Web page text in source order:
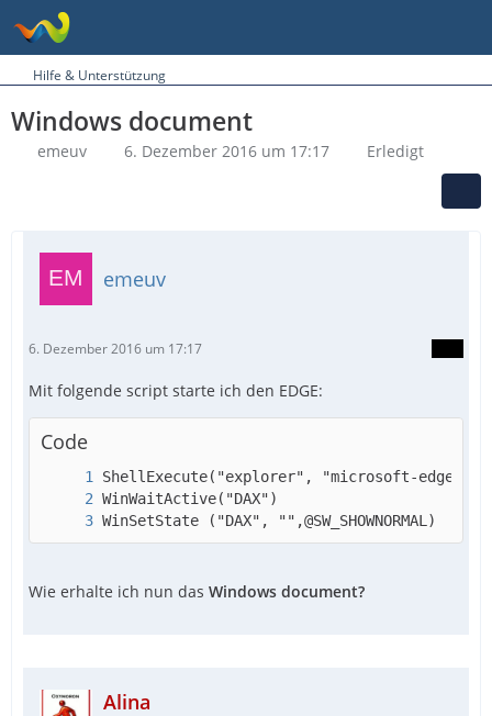
Hilfe & Unterstützung
Windows document
emeuv 6. Dezember 2016 um 17:17 Erledigt
emeuv
6. Dezember 2016 um 17:17
Mit folgende script starte ich den EDGE:
Code
WinSetState ("DAX", "",@SW_SHOWNORMAL)
Wie erhalte ich nun das Windows document?
Alina